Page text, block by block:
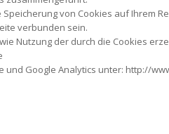
von Cookies auf Ihrem
verbunden sein.
Nutzung der durch die Cookies
Google Analytics unter: http://